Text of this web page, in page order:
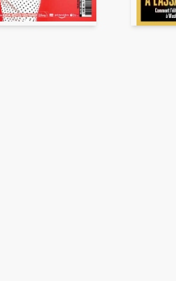
traitées par ADLPartner (groupe
de votre ami. Vous certifiez
utilisées que pour cet envoi à la suite